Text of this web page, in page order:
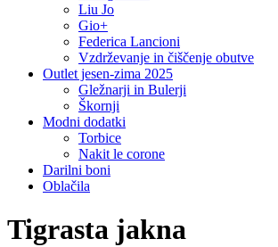
Liu Jo
Gio+
Federica Lancioni
Vzdrževanje in čiščenje obutve
Outlet jesen-zima 2025
Gležnarji in Bulerji
Škornji
Modni dodatki
Torbice
Nakit le corone
Darilni boni
Oblačila
Tigrasta jakna